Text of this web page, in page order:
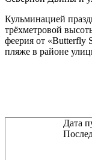
Кульминацией
трёхметровой
феерия от «Butterfly
пляже в районе
Дата